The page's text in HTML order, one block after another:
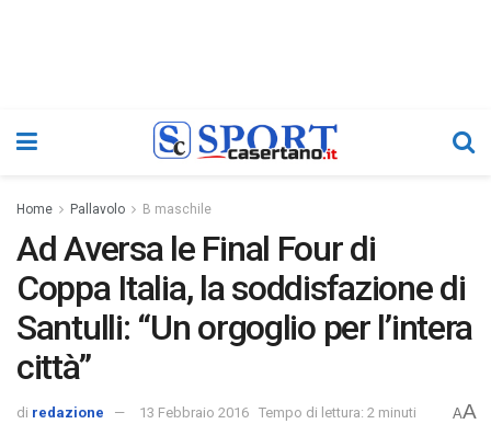
Home Pallavolo B maschile
Ad Aversa le Final Four di
Coppa Italia, la soddisfazione di
Santulli: “Un orgoglio per l’intera
città”
di redazione 13 Febbraio 2016 Tempo di lettura: 2 minuti AA